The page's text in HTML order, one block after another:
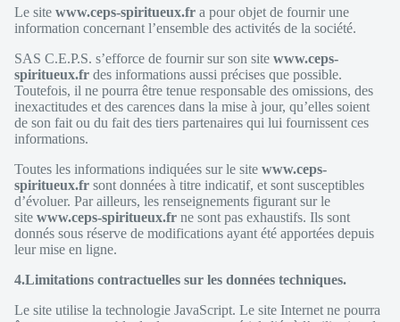
Le site www.ceps-spiritueux.fr a pour objet de fournir une
information concernant l’ensemble des activités de la société.
SAS C.E.P.S. s’efforce de fournir sur son site www.ceps-
spiritueux.fr des informations aussi précises que possible.
Toutefois, il ne pourra être tenue responsable des omissions, des
inexactitudes et des carences dans la mise à jour, qu’elles soient
de son fait ou du fait des tiers partenaires qui lui fournissent ces
informations.
Toutes les informations indiquées sur le site www.ceps-
spiritueux.fr sont données à titre indicatif, et sont susceptibles
d’évoluer. Par ailleurs, les renseignements figurant sur le
site www.ceps-spiritueux.fr ne sont pas exhaustifs. Ils sont
donnés sous réserve de modifications ayant été apportées depuis
leur mise en ligne.
4.Limitations contractuelles sur les données techniques.
Le site utilise la technologie JavaScript. Le site Internet ne pourra